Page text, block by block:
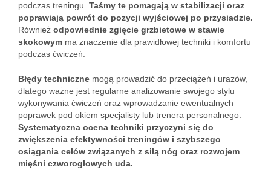
podczas treningu. Taśmy te pomagają w stabilizacji oraz
poprawiają powrót do pozycji wyjściowej po przysiadzie.
Również odpowiednie zgięcie grzbietowe w stawie
skokowym ma znaczenie dla prawidłowej techniki i komfortu
podczas ćwiczeń.
Błędy techniczne mogą prowadzić do przeciążeń i urazów,
dlatego ważne jest regularne analizowanie swojego stylu
wykonywania ćwiczeń oraz wprowadzanie ewentualnych
poprawek pod okiem specjalisty lub trenera personalnego.
Systematyczna ocena techniki przyczyni się do
zwiększenia efektywności treningów i szybszego
osiągania celów związanych z siłą nóg oraz rozwojem
mięśni czworogłowych uda.